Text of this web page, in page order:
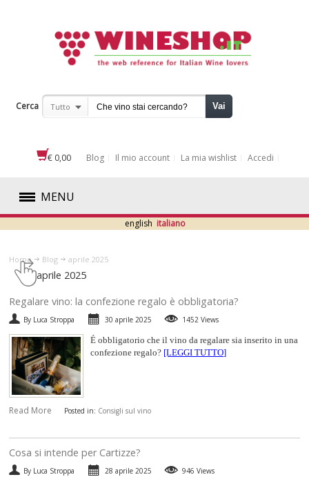
Cerca Tutto Vai
€ 0,00 Blog Il mio account La mia wishlist Accedi
MENU
ROSSI
BIANCHI
ROSATI
SPUMANTI
DESSERT
NON SOLO VINO
REGALI
CLUB WINESHOP.IT
english italiano
Home Blog aprile 2025
aprile 2025
​Regalare vino: la confezione regalo è obbligatoria?
By Luca Stroppa 30 aprile 2025 1452 Views
É obbligatorio che il vino da regalare sia inserito in una
confezione regalo? [LEGGI TUTTO]
Read More Posted in: Consigli sul vino
​Cosa si intende per Cartizze?
By Luca Stroppa 28 aprile 2025 946 Views